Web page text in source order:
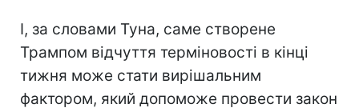
І, за словами Туна, саме створене
Трампом відчуття терміновості в кінці
тижня може стати вирішальним
фактором, який допоможе провести закон